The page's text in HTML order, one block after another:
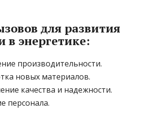
для развития
в энергетике:
производительности.
новых материалов.
качества и надежности.
персонала.